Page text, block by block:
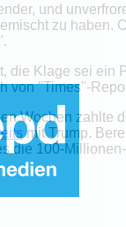
und
zu haben.
Klage sei
"Times"-
Wochen zahlte
mit Trump.
die 100-